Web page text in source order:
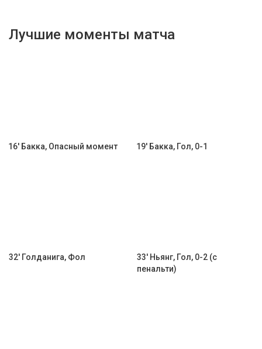
Лучшие моменты матча
16' Бакка, Опасный момент 19' Бакка, Гол, 0-1
32' Голданига, Фол
33' Ньянг, Гол, 0-2 (с
пенальти)